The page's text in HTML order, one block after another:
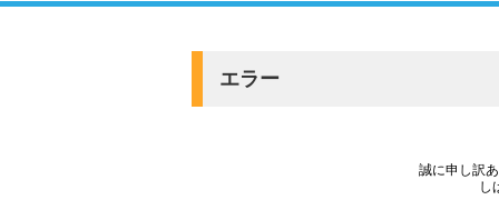
エラー
誠に申し訳
し